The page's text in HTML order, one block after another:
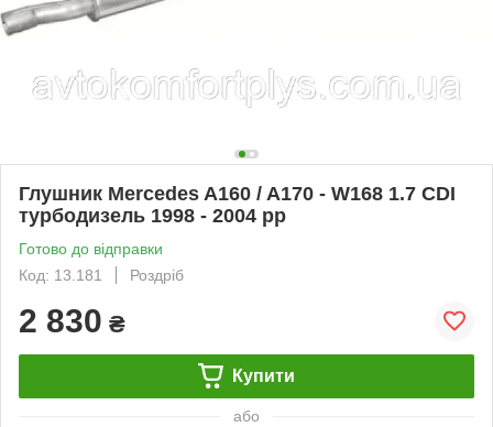
Глушник Mercedes A160 / A170 - W168 1.7 CDI
турбодизель 1998 - 2004 рр
Готово до відправки
Код: 13.181
Роздріб
2 830 ₴
Купити
або